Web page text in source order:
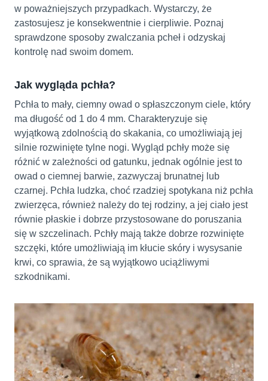
w poważniejszych przypadkach. Wystarczy, że
zastosujesz je konsekwentnie i cierpliwie. Poznaj
sprawdzone sposoby zwalczania pcheł i odzyskaj
kontrolę nad swoim domem.
Jak wygląda pchła?
Pchła to mały, ciemny owad o spłaszczonym ciele, który
ma długość od 1 do 4 mm. Charakteryzuje się
wyjątkową zdolnością do skakania, co umożliwiają jej
silnie rozwinięte tylne nogi. Wygląd pchły może się
różnić w zależności od gatunku, jednak ogólnie jest to
owad o ciemnej barwie, zazwyczaj brunatnej lub
czarnej. Pchła ludzka, choć rzadziej spotykana niż pchła
zwierzęca, również należy do tej rodziny, a jej ciało jest
równie płaskie i dobrze przystosowane do poruszania
się w szczelinach. Pchły mają także dobrze rozwinięte
szczęki, które umożliwiają im kłucie skóry i wysysanie
krwi, co sprawia, że są wyjątkowo uciążliwymi
szkodnikami.